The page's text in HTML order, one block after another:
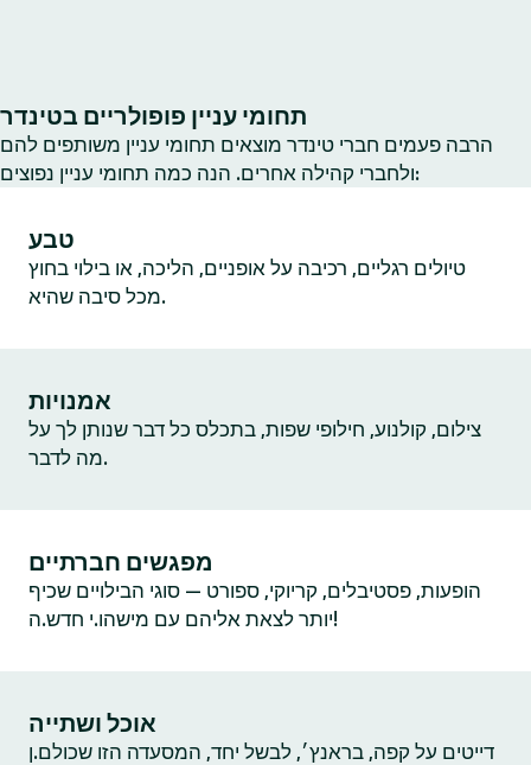
תחומי עניין פופולריים בטינדר
הרבה פעמים חברי טינדר מוצאים תחומי עניין משותפים להם
ולחברי קהילה אחרים. הנה כמה תחומי עניין נפוצים:
טבע
טיולים רגליים, רכיבה על אופניים, הליכה, או בילוי בחוץ
מכל סיבה שהיא.
אמנויות
צילום, קולנוע, חילופי שפות, בתכלס כל דבר שנותן לך על
מה לדבר.
מפגשים חברתיים
הופעות, פסטיבלים, קריוקי, ספורט — סוגי הבילויים שכיף
יותר לצאת אליהם עם מישהו.י חדש.ה!
אוכל ושתייה
דייטים על קפה, בראנץ׳, לבשל יחד, המסעדה הזו שכולם.ן